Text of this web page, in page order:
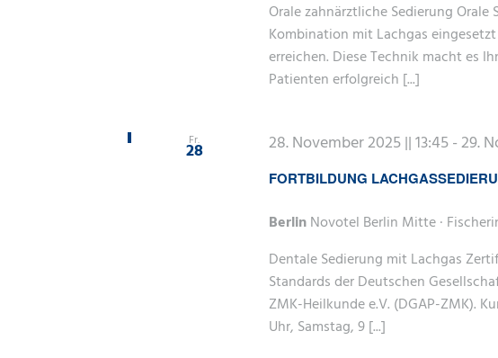
Orale zahnärztliche Sedierung
Kombination mit Lachgas
erreichen. Diese Technik macht es
Patienten erfolgreich [...]
Fr.
28
FORTBILDUNG
28. November 2025 || 13:45-29.
BerlinNovotel Berlin Mitte ·
Dentale Sedierung mit Lachgas
Standards der Deutschen
ZMK-Heilkunde e.V. (DGAP-ZMK).
Uhr, Samstag, 9 [...]